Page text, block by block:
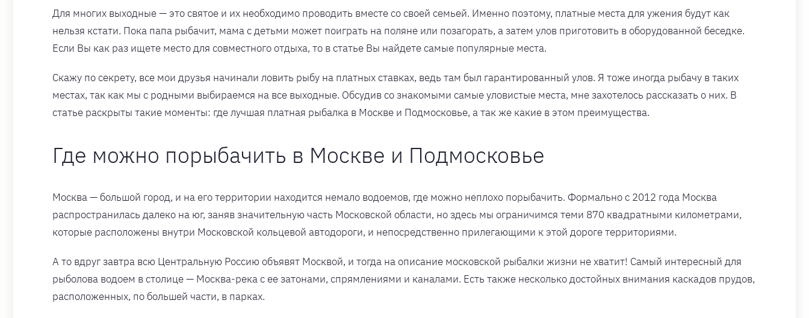
Для многих выходные — это святое и их необходимо проводить вместе со своей семьей. Именно поэтому, платные места для ужения будут как
нельзя кстати. Пока папа рыбачит, мама с детьми может поиграть на поляне или позагорать, а затем улов приготовить в оборудованной беседке.
Если Вы как раз ищете место для совместного отдыха, то в статье Вы найдете самые популярные места.
Скажу по секрету, все мои друзья начинали ловить рыбу на платных ставках, ведь там был гарантированный улов. Я тоже иногда рыбачу в таких
местах, так как мы с родными выбираемся на все выходные. Обсудив со знакомыми самые уловистые места, мне захотелось рассказать о них. В
статье раскрыты такие моменты: где лучшая платная рыбалка в Москве и Подмосковье, а так же какие в этом преимущества.
Где можно порыбачить в Москве и Подмосковье
Москва — большой город, и на его территории находится немало водоемов, где можно неплохо порыбачить. Формально с 2012 года Москва
распространилась далеко на юг, заняв значительную часть Московской области, но здесь мы ограничимся теми 870 квадратными километрами,
которые расположены внутри Московской кольцевой автодороги, и непосредственно прилегающими к этой дороге территориями.
А то вдруг завтра всю Центральную Россию объявят Москвой, и тогда на описание московской рыбалки жизни не хватит! Самый интересный для
рыболова водоем в столице — Москва-река с ее затонами, спрямлениями и каналами. Есть также несколько достойных внимания каскадов прудов,
расположенных, по большей части, в парках.